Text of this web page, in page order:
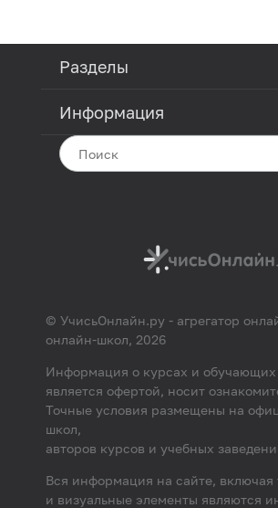
Разделы
Информация
© УчисьОнлайн.ру - агрегатор
онлайн-школ, 2026
Информация о курсах и
является офертой, носит
Точные условия размещены на
школ,
авторов курсов и учебных
Вся информация на сайте, включая
и визуальные элементы являются